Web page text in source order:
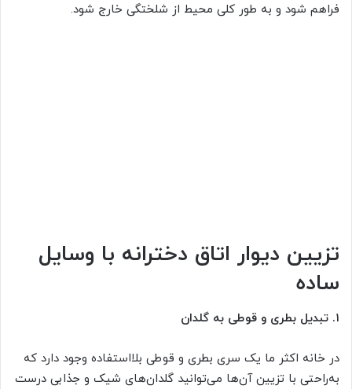
فراهم شود و به طور کلی محیط از شلختگی خارج شود.
تزیین دیوار اتاق دخترانه با وسایل
ساده
۱. تبدیل بطری و قوطی به گلدان
در خانه اکثر ما یک سری بطری و قوطی بلا‌استفاده وجود دارد که
به‌راحتی با تزیین آن‌ها می‌توانید گلدان‌های شیک و جذابی درست